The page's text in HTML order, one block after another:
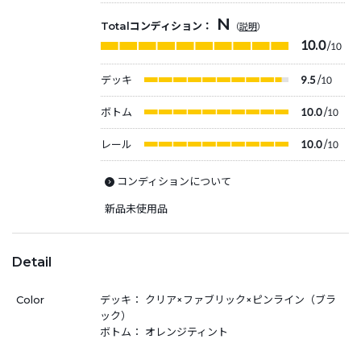
Totalコンディション： N （説明）
10.0/10
デッキ 9.5/10
ボトム 10.0/10
レール 10.0/10
コンディションについて
新品未使用品
Detail
Color
デッキ： クリア×ファブリック×ピンライン（ブラ
ック）
ボトム： オレンジティント